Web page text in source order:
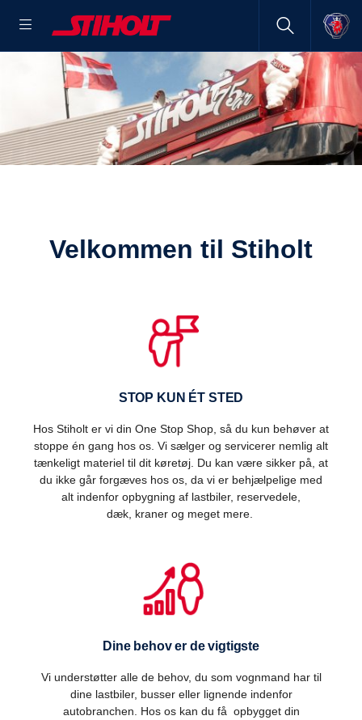
Velkommen til Stiholt
STOP KUN ÉT STED
Hos Stiholt er vi din One Stop Shop, så du kun behøver at
stoppe én gang hos os. Vi sælger og servicerer nemlig alt
tænkeligt materiel til dit køretøj. Du kan være sikker på, at
du ikke går forgæves hos os, da vi er behjælpelige med
alt indenfor opbygning af lastbiler, reservedele,
dæk, kraner og meget mere.
Dine behov er de vigtigste
Vi understøtter alle de behov, du som vognmand har til
dine lastbiler, busser eller lignende indenfor
autobranchen. Hos os kan du få opbygget din